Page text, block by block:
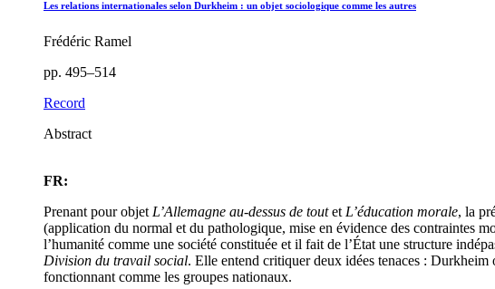
Les relations internationales selon Durkheim : un objet sociologique comme les autres
Frédéric Ramel
pp. 495–514
Record
Abstract
FR:
Prenant pour objet L’Allemagne au-dessus de toutet L’éducation morale, la
(application du normal et du pathologique, mise en évidence des contraintes
l’humanité comme une société constituée et il fait de l’État une structure
Division du travail social. Elle entend critiquer deux idées tenaces :
fonctionnant comme les groupes nationaux.